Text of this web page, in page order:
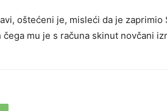
oštećeni je, misleći da je
mu je s računa skinut novčani